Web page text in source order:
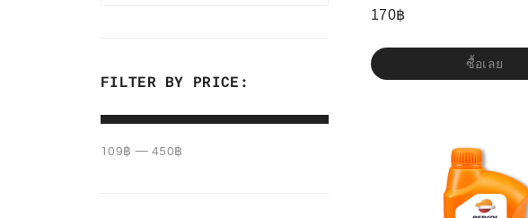
FILTER BY PRICE:
109 ฿ —450 ฿
170฿
ซื้อเลย